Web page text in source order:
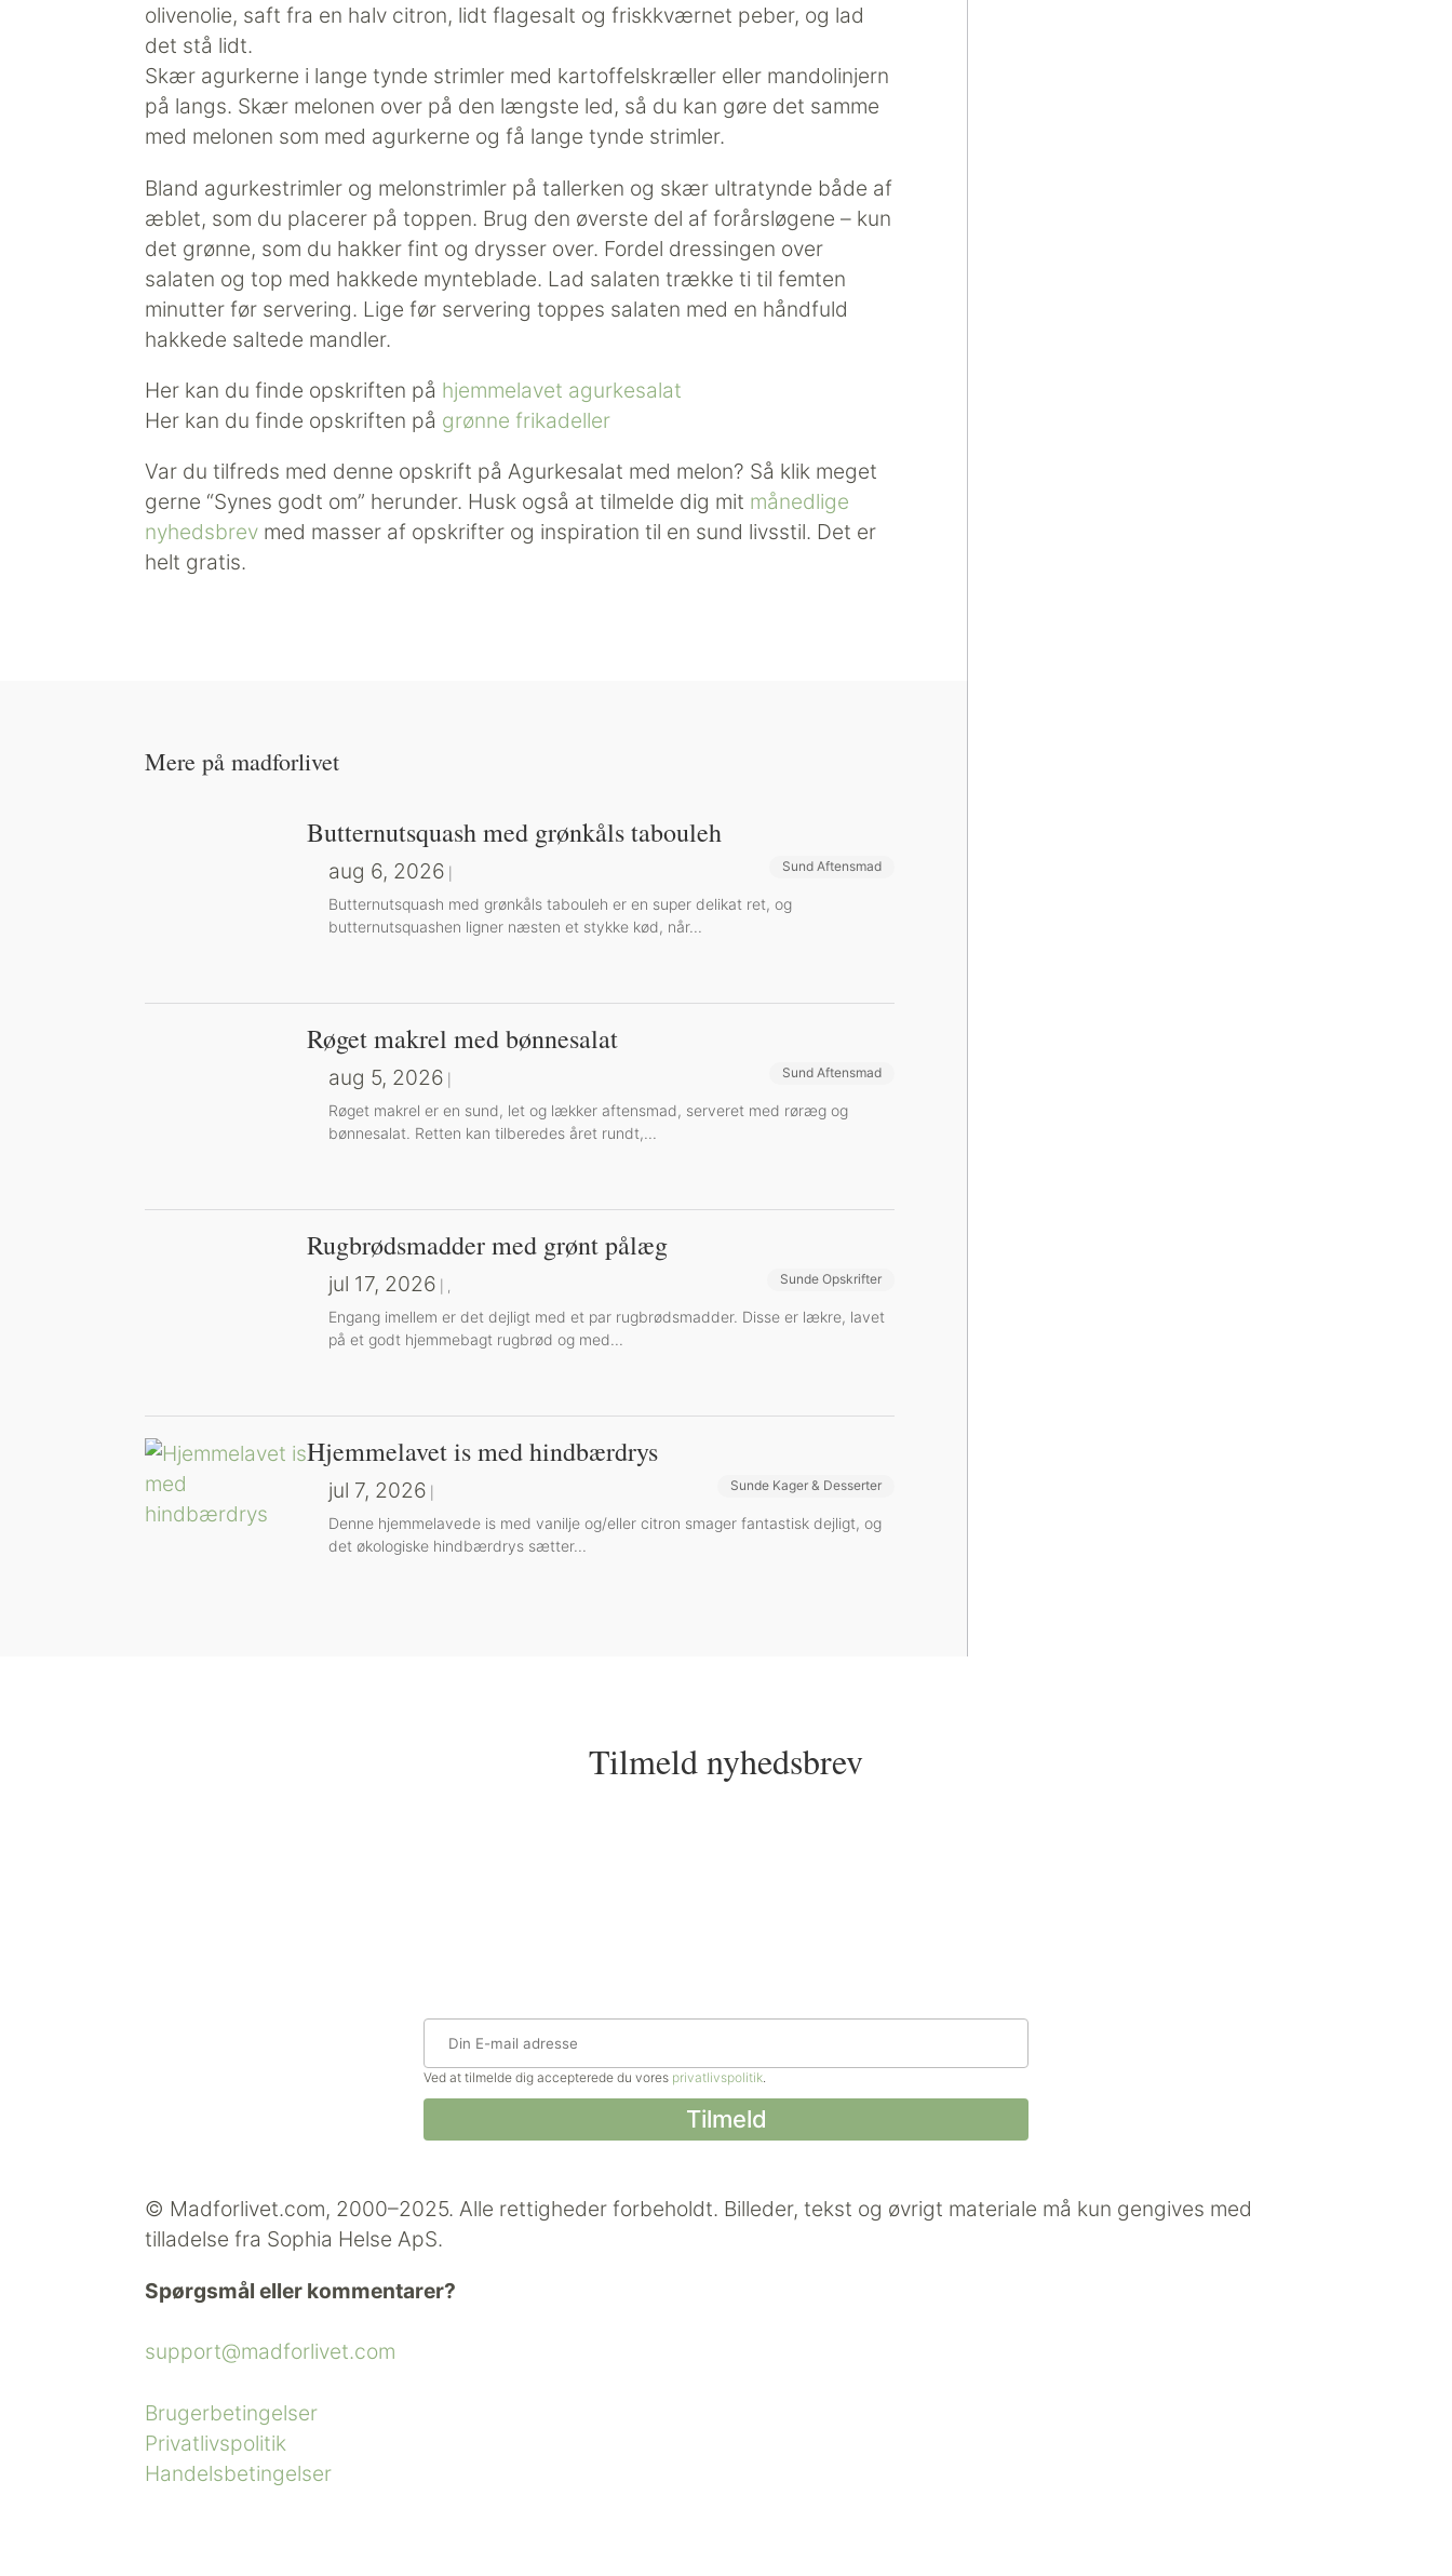
olivenolie, saft fra en halv citron, lidt flagesalt og friskkværnet peber, og lad
det stå lidt.
Skær agurkerne i lange tynde strimler med kartoffelskræller eller mandolinjern
på langs. Skær melonen over på den længste led, så du kan gøre det samme
med melonen som med agurkerne og få lange tynde strimler.
Bland agurkestrimler og melonstrimler på tallerken og skær ultratynde både af
æblet, som du placerer på toppen. Brug den øverste del af forårsløgene – kun
det grønne, som du hakker fint og drysser over. Fordel dressingen over
salaten og top med hakkede mynteblade. Lad salaten trække ti til femten
minutter før servering. Lige før servering toppes salaten med en håndfuld
hakkede saltede mandler.
Her kan du finde opskriften på hjemmelavet agurkesalat
Her kan du finde opskriften på grønne frikadeller
Var du tilfreds med denne opskrift på Agurkesalat med melon? Så klik meget
gerne “Synes godt om” herunder. Husk også at tilmelde dig mit månedlige
nyhedsbrev med masser af opskrifter og inspiration til en sund livsstil. Det er
helt gratis.
Mere på madforlivet
Butternutsquash med grønkåls tabouleh
aug 6, 2026 Sund Aftensmad
Butternutsquash med grønkåls tabouleh er en super delikat ret, og
butternutsquashen ligner næsten et stykke kød, når...
Røget makrel med bønnesalat
aug 5, 2026 Sund Aftensmad
Røget makrel er en sund, let og lækker aftensmad, serveret med røræg og
bønnesalat. Retten kan tilberedes året rundt,...
Rugbrødsmadder med grønt pålæg
jul 17, 2026 Sund Aftensmad
Sunde Opskrifter
Engang imellem er det dejligt med et par rugbrødsmadder. Disse er lækre, lavet
på et godt hjemmebagt rugbrød og med...
Hjemmelavet is med hindbærdrys
jul 7, 2026 Sunde Kager & Desserter
Denne hjemmelavede is med vanilje og/eller citron smager fantastisk dejligt, og
det økologiske hindbærdrys sætter...
Tilmeld nyhedsbrev
Ved at tilmelde dig accepterede du vores privatlivspolitik
© Madforlivet.com, 2000–2025. Alle rettigheder forbeholdt. Billeder, tekst og øvrigt materiale må kun gengives med
tilladelse fra Sophia Helse ApS.
Spørgsmål eller kommentarer?
support@madforlivet.com
Brugerbetingelser
Privatlivspolitik
Handelsbetingelser